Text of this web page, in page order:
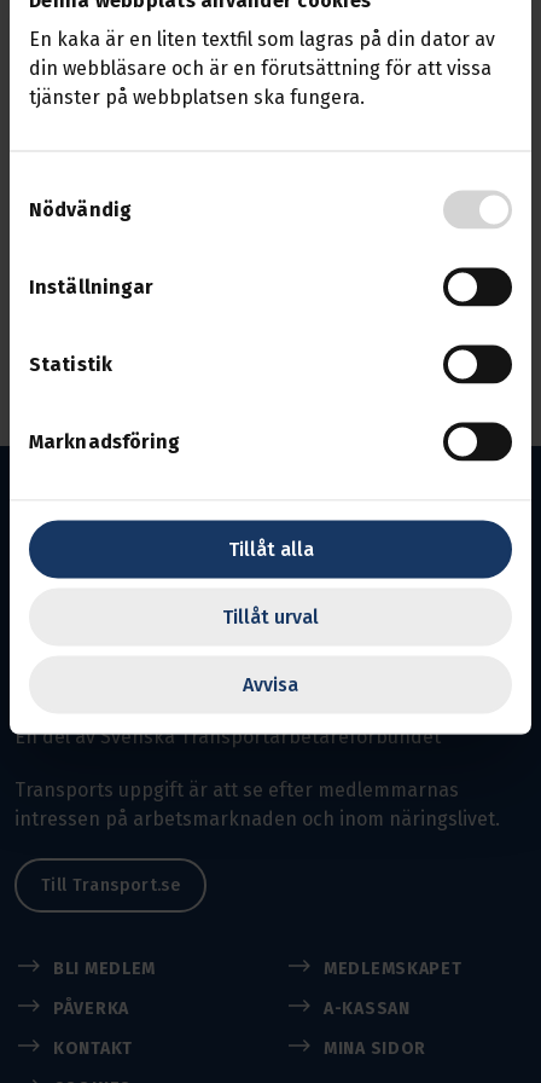
En kaka är en liten textfil som lagras på din dator av
din webbläsare och är en förutsättning för att vissa
tjänster på webbplatsen ska fungera.
Nödvändig
Inställningar
Statistik
Marknadsföring
Tillåt alla
Tillåt urval
Avvisa
väktare, skyddsvakt, ordningsvakt eller
parkeringsvakt och vill veta mer om vad som
står i kollektivavtalet.
och då få ett utbildningsarvode av oss för inte drabbas
av inkomstbortfall.
För mer information eller om du vill anmäla dig kontakta:
jorgen.cederslatt@transport.se
Ansvarig utgivare:
En del av Svenska Transportarbetareförbundet
Transports uppgift är att se efter medlemmarnas
intressen på arbetsmarknaden och inom näringslivet.
Till Transport.se
BLI MEDLEM
MEDLEMSKAPET
PÅVERKA
A-KASSAN
KONTAKT
MINA SIDOR